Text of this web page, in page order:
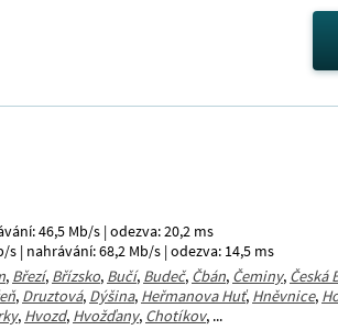
46,5 Mb/s | odezva: 20,2 ms
s | nahrávání: 68,2 Mb/s | odezva: 14,5 ms
, Březí, Břízsko, Bučí, Budeč, Čbán, Čeminy, Česká
, Druztová, Dýšina, Heřmanova Huť, Hněvnice,
, Hvozd, Hvožďany, Chotíkov, ...